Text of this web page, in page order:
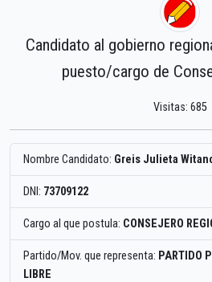
Candidato al gobierno
puesto/cargo de
Visitas: 685
Nombre Candidato: Greis Julieta
DNI: 73709122
Cargo al que postula: CONSEJERO
Partido/Mov. que representa: PARTIDO
LIBRE